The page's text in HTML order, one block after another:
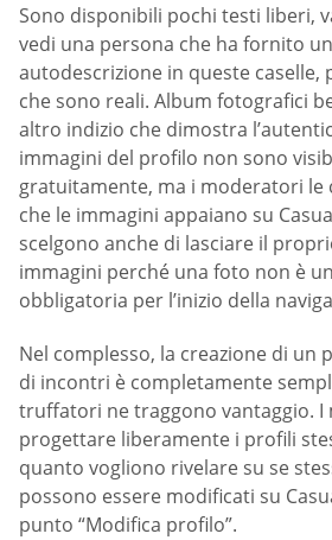
Sono disponibili pochi testi liberi,
vedi una persona che ha fornito
autodescrizione in queste caselle,
che sono reali. Album fotografici
altro indizio che dimostra
immagini del profilo non sono
gratuitamente, ma i moderatori
che le immagini appaiano su
scelgono anche di lasciare il
immagini perché una foto non è
obbligatoria per l’inizio della
Nel complesso, la creazione di un
di incontri è completamente
truffatori ne traggono vantaggio. I
progettare liberamente i profili
quanto vogliono rivelare su se
possono essere modificati su
punto “Modifica profilo”.